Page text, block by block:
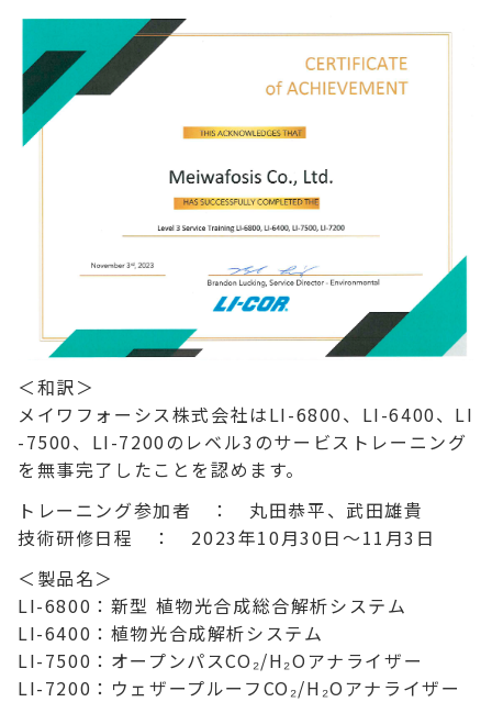
＜和訳＞
メイワフォーシス株式会社はLI-6800、LI-6400、LI
-7500、LI-7200のレベル3のサービストレーニング
を無事完了したことを認めます。
トレーニング参加者 ： 丸田恭平、武田雄貴
技術研修日程 ： 2023年10月30日～11月3日
＜製品名＞
LI-6800：新型 植物光合成総合解析システム
LI-6400：植物光合成解析システム
LI-7500：オープンパスCO₂/H₂Oアナライザー
LI-7200：ウェザープルーフCO₂/H₂Oアナライザー